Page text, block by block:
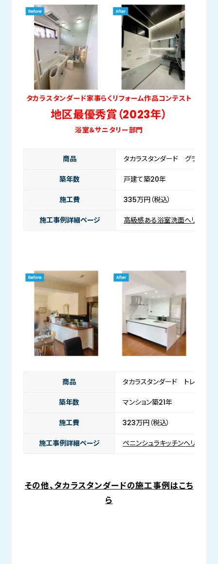
タカラスタンダード家事らくリフォーム作品コンテスト
地区最優秀賞（2023年）
浴室＆サニタリー部門
商品 タカラスタンダード グラン
築年数 戸建て築20年
施工費 335万円（税込）
施工事例詳細ページ 高級感ある浴室洗面へリフォー
商品 タカラスタンダード トレーシア
築年数 マンション築21年
施工費 323万円（税込）
施工事例詳細ページ ペニンシュラキッチンへリノベ
その他、タカラスタンダードの施工事例はこち
ら